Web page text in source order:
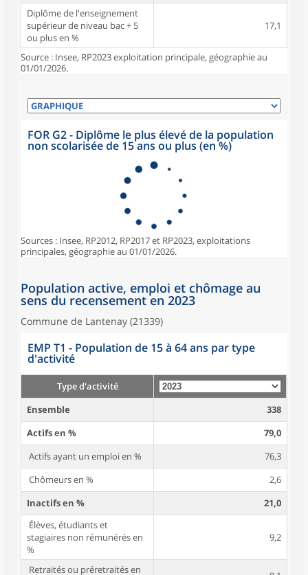
Diplôme de l'enseignement
supérieur de niveau bac + 5
ou plus en %
17,1
Source : Insee, RP2023 exploitation principale, géographie au
01/01/2026.
FOR G2 - Diplôme le plus élevé de la population
non scolarisée de 15 ans ou plus (en %)
Sources : Insee, RP2012, RP2017 et RP2023, exploitations
principales, géographie au 01/01/2026.
Population active, emploi et chômage au
sens du recensement en 2023
Commune de Lantenay (21339)
EMP T1 - Population de 15 à 64 ans par type
d'activité
Type d'activité
Ensemble
338
Actifs en %
79,0
Actifs ayant un emploi en %
76,3
Chômeurs en %
2,6
Inactifs en %
21,0
Élèves, étudiants et
stagiaires non rémunérés en
%
9,2
Retraités ou préretraités en